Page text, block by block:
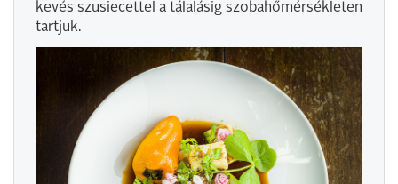
kevés szusiecettel a tálalásig szobahőmérsékleten
tartjuk.